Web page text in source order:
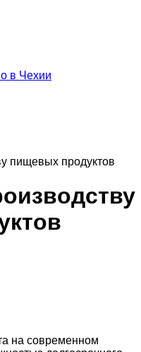
в Чехии
пищевых продуктов
на современном